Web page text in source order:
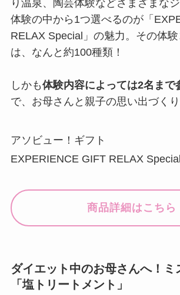
り温泉、陶芸体験などさまざまな
体験の中から1つ選べるのが「
RELAX Special」の魅力。その体
は、なんと約100種類！
しかも体験内容によっては2名まで
で、お母さんと親子の思い出づくり
アソビュー！ギフト
EXPERIENCE GIFT RELAX Special
商品詳細はこちら
ダイエット中のお母さんへ！ミ
「塩トリートメント」